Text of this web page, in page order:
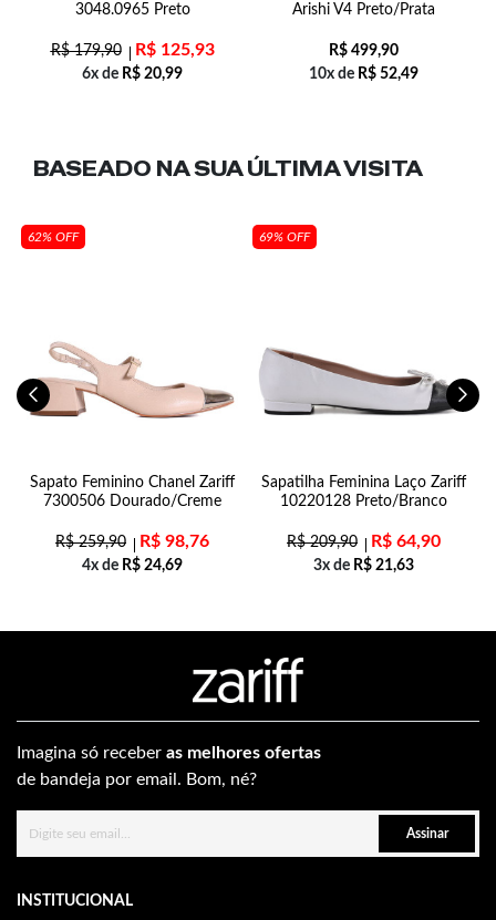
3048.0965 Preto
R$179,90 R$125,93
6x de R$ 20,99
Arishi V4 Preto/Prata
R$ 499,90
10x de R$ 52,49
BASEADO NA SUAÚLTIMA VISITA
62% OFF
Sapato Feminino Chanel Zariff
7300506 Dourado/Creme
R$259,90 R$ 98,76
4x de R$ 24,69
69% OFF
Sapatilha Feminina Laço Zariff
10220128 Preto/Branco
R$209,90 R$ 64,90
3x de R$ 21,63
Imagina só receber as melhores ofertas
de bandeja por email. Bom, né?
Assinar
INSTITUCIONAL